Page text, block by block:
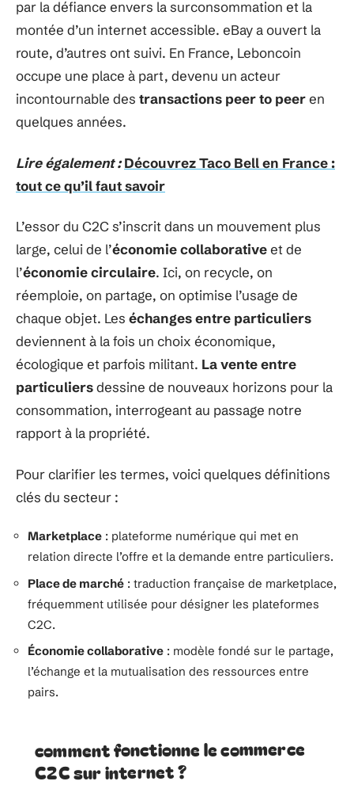
par la défiance envers la surconsommation et la
montée d’un internet accessible. eBay a ouvert la
route, d’autres ont suivi. En France, Leboncoin
occupe une place à part, devenu un acteur
incontournable des transactions peer to peeren
quelques années.
Lire également : Découvrez Taco Bell en France :
tout ce qu’il faut savoir
L’essor du C2C s’inscrit dans un mouvement plus
large, celui de l’économie collaborativeet de
l’économie circulaire. Ici, on recycle, on
réemploie, on partage, on optimise l’usage de
chaque objet. Les échanges entre particuliers
deviennent à la fois un choix économique,
écologique et parfois militant. La vente entre
particuliersdessine de nouveaux horizons pour la
consommation, interrogeant au passage notre
rapport à la propriété.
Pour clarifier les termes, voici quelques définitions
clés du secteur :
Marketplace : plateforme numérique qui met en
relation directe l’offre et la demande entre particuliers.
Place de marché : traduction française de marketplace,
fréquemment utilisée pour désigner les plateformes
C2C.
Économie collaborative : modèle fondé sur le partage,
l’échange et la mutualisation des ressources entre
pairs.
comment fonctionne le commerce
C2C sur internet ?